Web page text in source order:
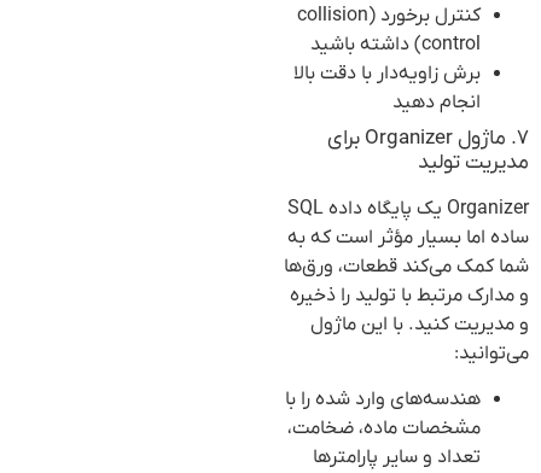
کنترل برخورد (collision
control) داشته باشید
برش زاویه‌دار با دقت بالا
انجام دهید
۷. ماژول Organizer برای
مدیریت تولید
Organizer یک پایگاه داده SQL
ساده اما بسیار مؤثر است که به
شما کمک می‌کند قطعات، ورق‌ها
و مدارک مرتبط با تولید را ذخیره
و مدیریت کنید. با این ماژول
می‌توانید:
هندسه‌های وارد شده را با
مشخصات ماده، ضخامت،
تعداد و سایر پارامترها